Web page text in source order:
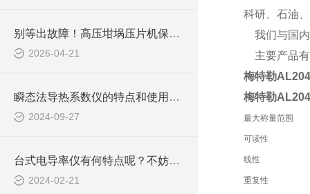
别等出故障！高压坩埚压片机保养的关键步骤，早看早省心
2026-04-21
瞬态法导热系数仪的特点和使用介绍
2024-09-27
台式电导率仪有何特点呢？不妨看看下文！
2024-02-21
科研、石油
我们与国
主要产品
梅特勒
梅特勒
最大称量范围
可读性
线性
重复性